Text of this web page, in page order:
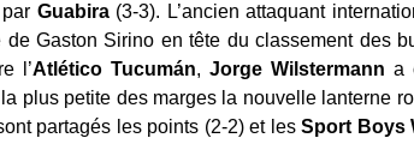
Guabira(3-3). L’ancien attaquant
Gaston Sirino en tête du classement des
l’Atlético Tucumán,Jorge Wilstermann a
plus petite des marges la nouvelle lanterne
partagés les points (2-2) et lesSport Boys